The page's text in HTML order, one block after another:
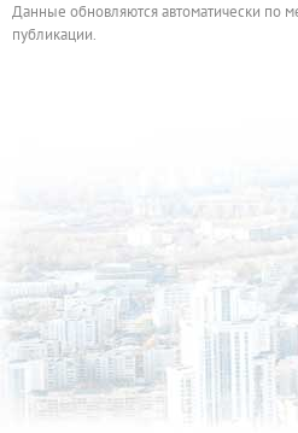
Данные обновляются автоматически по
публикации.